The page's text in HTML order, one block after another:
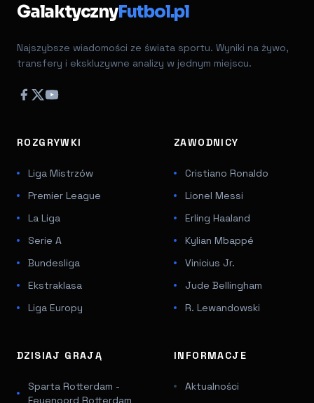
GalaktycznyFutbol.pl
Najszybsze wiadomości ze świata sportu. Wyniki na żywo,
transfery i ekskluzywne analizy w jednym miejscu.
ROZGRYWKI
Liga Mistrzów
Premier League
La Liga
Serie A
Bundesliga
Ekstraklasa
Liga Europy
ZAWODNICY
Cristiano Ronaldo
Lionel Messi
Erling Haaland
Kylian Mbappé
Vinicius Jr.
Jude Bellingham
R. Lewandowski
DZISIAJ GRAJĄ
Sparta Rotterdam -
Feyenoord Rotterdam
INFORMACJE
Aktualności